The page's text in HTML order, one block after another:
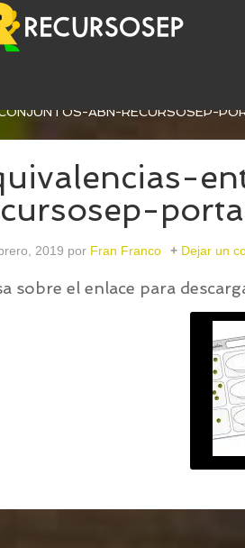
MÉTODO ABN.
ABN-RECURSOSEP-
2019 por Fran Franco Dejar un
sobre el enlace para